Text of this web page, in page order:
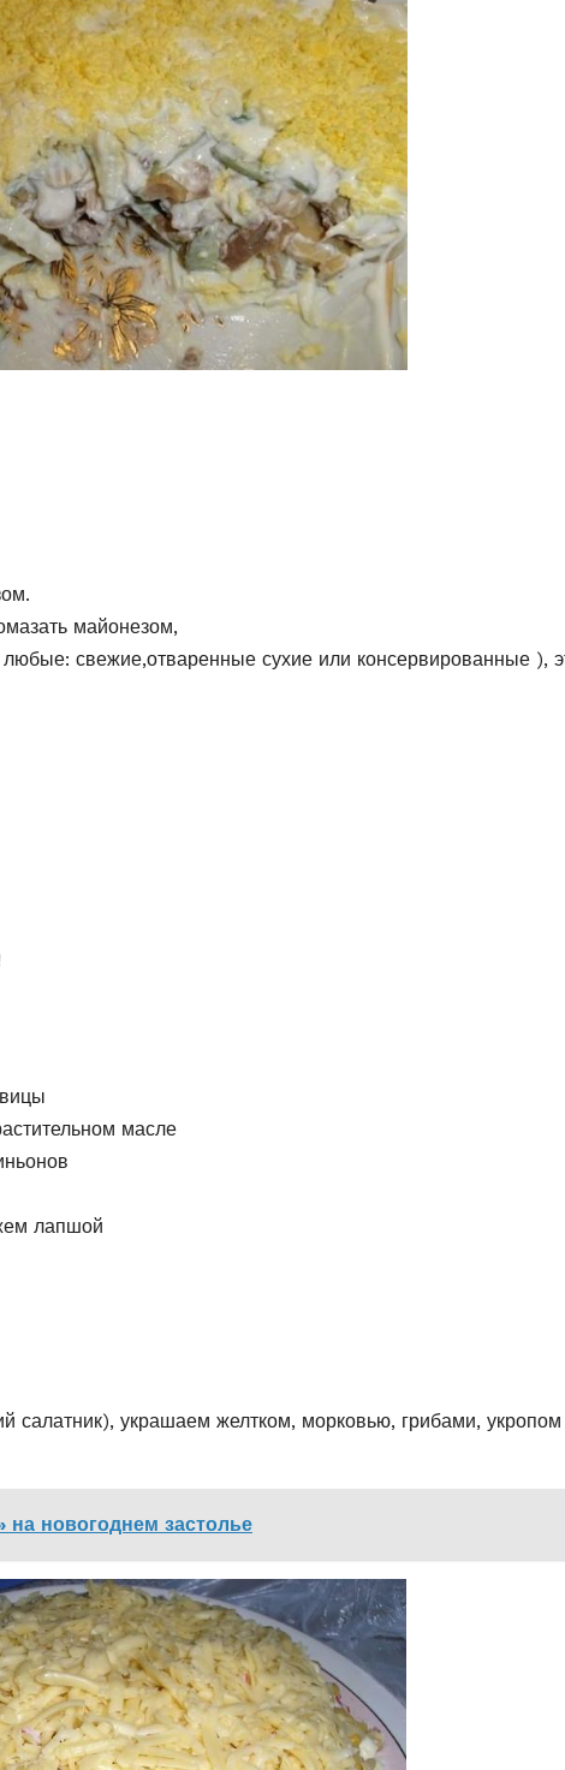
майонезом,
свежие,отваренные сухие или консервированные ),
масле
лапшой
салатник), украшаем желтком, морковью, грибами,
новогоднем застолье